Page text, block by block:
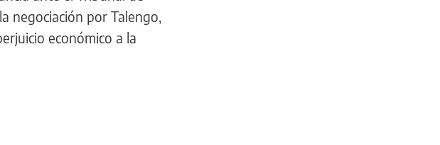
negociación por Talengo,
económico a la